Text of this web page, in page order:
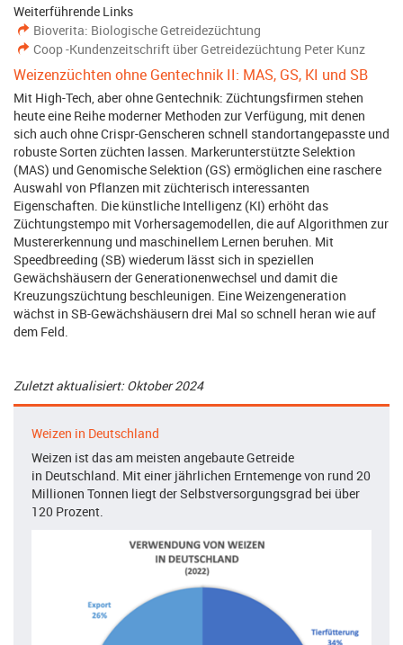
Weiterführende Links
Bioverita: Biologische Getreidezüchtung
Coop -Kundenzeitschrift über Getreidezüchtung Peter Kunz
Weizenzüchten ohne Gentechnik II: MAS, GS, KI und SB
Mit High-Tech, aber ohne Gentechnik: Züchtungsfirmen stehen
heute eine Reihe moderner Methoden zur Verfügung, mit denen
sich auch ohne Crispr-Genscheren schnell standortangepasste und
robuste Sorten züchten lassen. Markerunterstützte Selektion
(MAS) und Genomische Selektion (GS) ermöglichen eine raschere
Auswahl von Pflanzen mit züchterisch interessanten
Eigenschaften. Die künstliche Intelligenz (KI) erhöht das
Züchtungstempo mit Vorhersagemodellen, die auf Algorithmen zur
Mustererkennung und maschinellem Lernen beruhen. Mit
Speedbreeding (SB) wiederum lässt sich in speziellen
Gewächshäusern der Generationenwechsel und damit die
Kreuzungszüchtung beschleunigen. Eine Weizengeneration
wächst in SB-Gewächshäusern drei Mal so schnell heran wie auf
dem Feld.
Zuletzt aktualisiert: Oktober 2024
Weizen in Deutschland
Weizen ist das am meisten angebaute Getreide
in Deutschland. Mit einer jährlichen Erntemenge von rund 20
Millionen Tonnen liegt der Selbstversorgungsgrad bei über
120 Prozent.